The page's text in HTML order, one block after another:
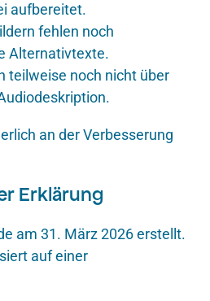
aufbereitet.
fehlen noch
Alternativtexte.
teilweise noch nicht über
an der Verbesserung
Erklärung
am 31. März 2026 erstellt.
auf einer